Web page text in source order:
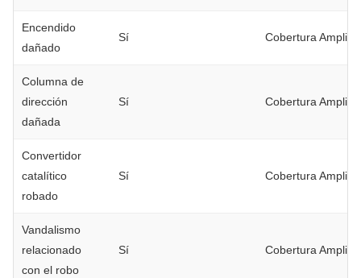
Encendido
dañado
Sí Cobertura Amplia
Columna de
dirección
dañada
Sí Cobertura Amplia
Convertidor
catalítico
robado
Sí Cobertura Amplia
Vandalismo
relacionado
con el robo
Sí Cobertura Amplia